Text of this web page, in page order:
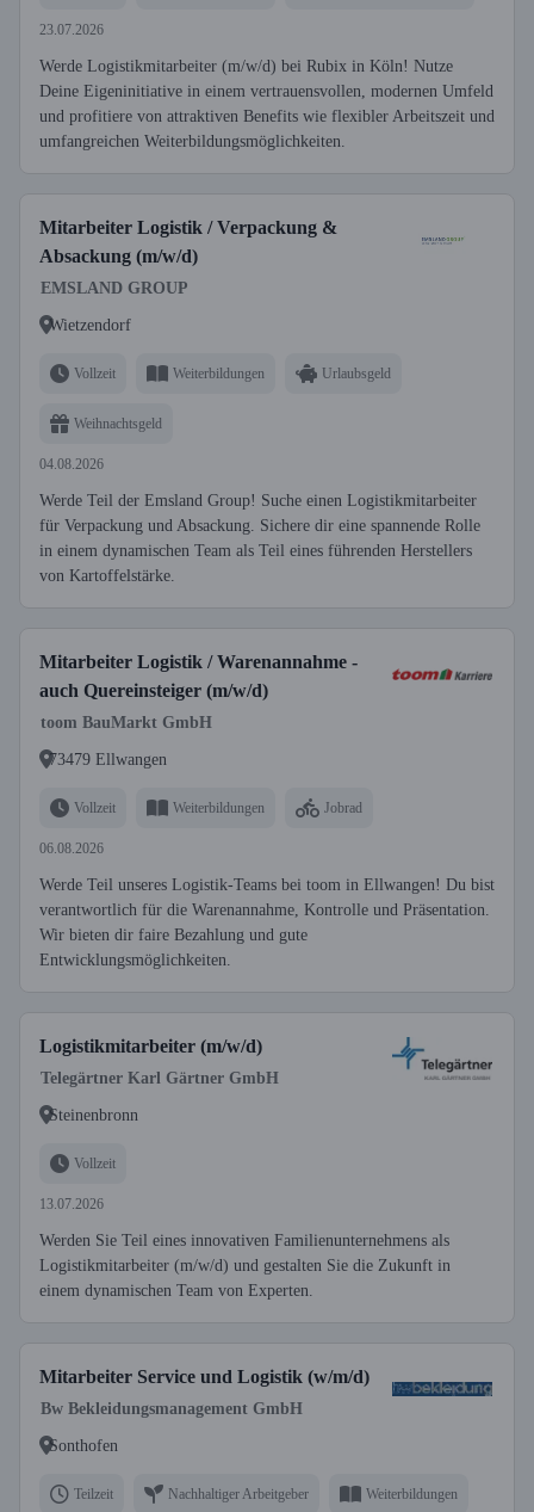
23.07.2026
Werde Logistikmitarbeiter (m/w/d) bei Rubix in Köln! Nutze
Deine Eigeninitiative in einem vertrauensvollen, modernen Umfeld
und profitiere von attraktiven Benefits wie flexibler Arbeitszeit und
umfangreichen Weiterbildungsmöglichkeiten.
Mitarbeiter Logistik / Verpackung &
Absackung (m/w/d)
EMSLAND GROUP
Wietzendorf
Vollzeit Weiterbildungen Urlaubsgeld
Weihnachtsgeld
04.08.2026
Werde Teil der Emsland Group! Suche einen Logistikmitarbeiter
für Verpackung und Absackung. Sichere dir eine spannende Rolle
in einem dynamischen Team als Teil eines führenden Herstellers
von Kartoffelstärke.
Mitarbeiter Logistik / Warenannahme -
auch Quereinsteiger (m/w/d)
toom BauMarkt GmbH
73479 Ellwangen
Vollzeit Weiterbildungen Jobrad
06.08.2026
Werde Teil unseres Logistik-Teams bei toom in Ellwangen! Du bist
verantwortlich für die Warenannahme, Kontrolle und Präsentation.
Wir bieten dir faire Bezahlung und gute
Entwicklungsmöglichkeiten.
Logistikmitarbeiter (m/w/d)
Telegärtner Karl Gärtner GmbH
Steinenbronn
Vollzeit
13.07.2026
Werden Sie Teil eines innovativen Familienunternehmens als
Logistikmitarbeiter (m/w/d) und gestalten Sie die Zukunft in
einem dynamischen Team von Experten.
Mitarbeiter Service und Logistik (w/m/d)
Bw Bekleidungsmanagement GmbH
Sonthofen
Teilzeit Nachhaltiger Arbeitgeber Weiterbildungen